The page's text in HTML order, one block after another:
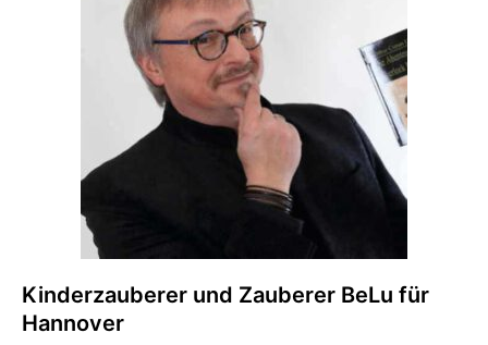
Kinderzauberer und Zauberer BeLu für
Hannover